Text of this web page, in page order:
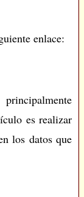
enlace:
es realizar
los datos que